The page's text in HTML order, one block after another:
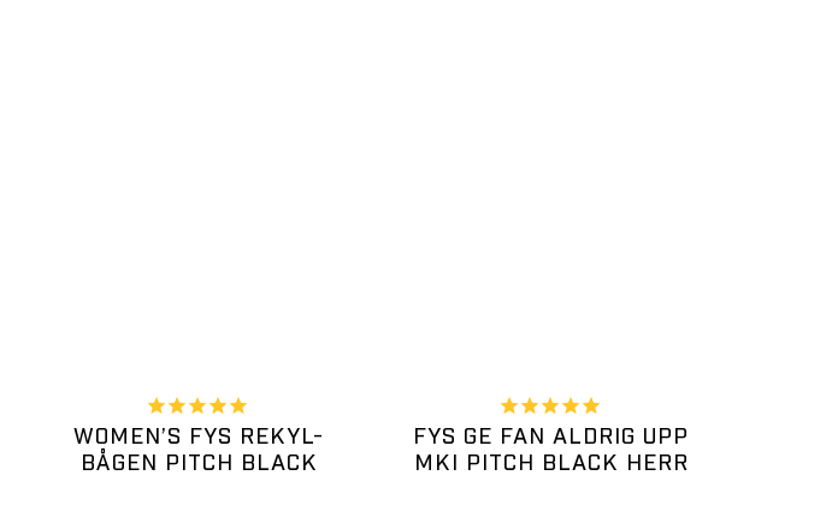
WOMEN’S FYS REKYL-
BÅGEN PITCH BLACK
FYS GE FAN ALDRIG UPP
MKI PITCH BLACK HERR